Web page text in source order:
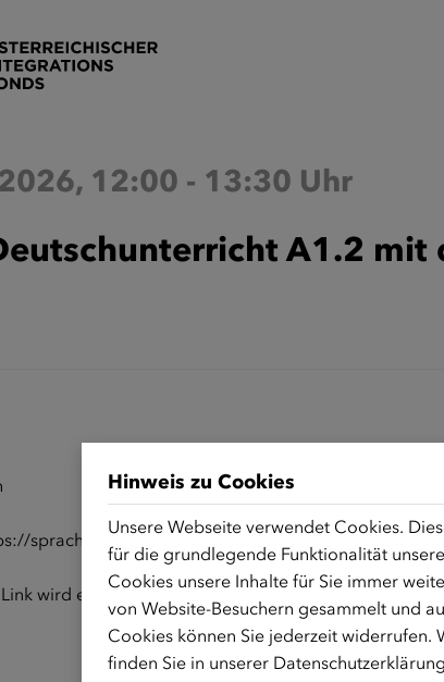
12:00 - 13:30 Uhr
A1.2 mit
sprachportal-integrationsfonds.zoom.us/j/
wird erst 15 Minuten vor dem Start des
Hinweis zu Cookies
Unsere Webseite verwendet Cookies.
für die grundlegende Funktionalität
Cookies unsere Inhalte für Sie immer
von Website-Besuchern gesammelt und
Cookies können Sie jederzeit widerrufen.
finden Sie in unserer Datenschutzerklärung